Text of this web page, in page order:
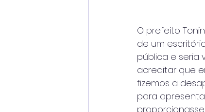
O prefeito
de um
pública e seria
acreditar que
fizemos a
para